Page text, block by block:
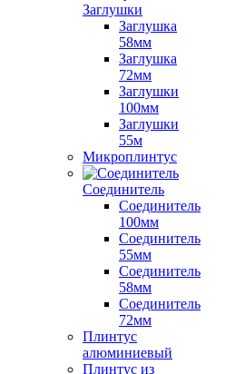
Заглушки
Заглушка
58мм
Заглушка
72мм
Заглушки
100мм
Заглушки
55м
Микроплинтус
Соединитель
Соединитель
100мм
Соединитель
55мм
Соединитель
58мм
Соединитель
72мм
Плинтус
алюминиевый
Плинтус из